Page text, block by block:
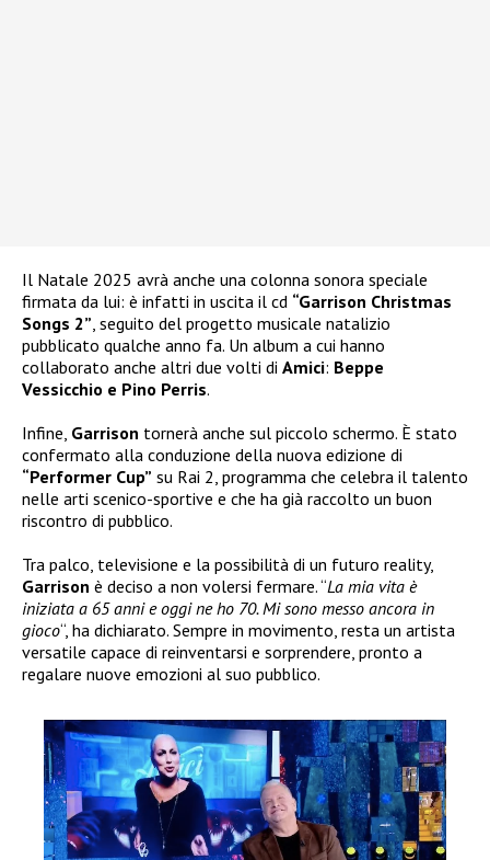
Il Natale 2025 avrà anche una colonna sonora speciale
firmata da lui: è infatti in uscita il cd “Garrison Christmas
Songs 2”, seguito del progetto musicale natalizio
pubblicato qualche anno fa. Un album a cui hanno
collaborato anche altri due volti di Amici: Beppe
Vessicchio e Pino Perris.
Infine, Garrison tornerà anche sul piccolo schermo. È stato
confermato alla conduzione della nuova edizione di
“Performer Cup” su Rai 2, programma che celebra il talento
nelle arti scenico-sportive e che ha già raccolto un buon
riscontro di pubblico.
Tra palco, televisione e la possibilità di un futuro reality,
Garrison è deciso a non volersi fermare. “La mia vita è
iniziata a 65 anni e oggi ne ho 70. Mi sono messo ancora in
gioco“, ha dichiarato. Sempre in movimento, resta un artista
versatile capace di reinventarsi e sorprendere, pronto a
regalare nuove emozioni al suo pubblico.